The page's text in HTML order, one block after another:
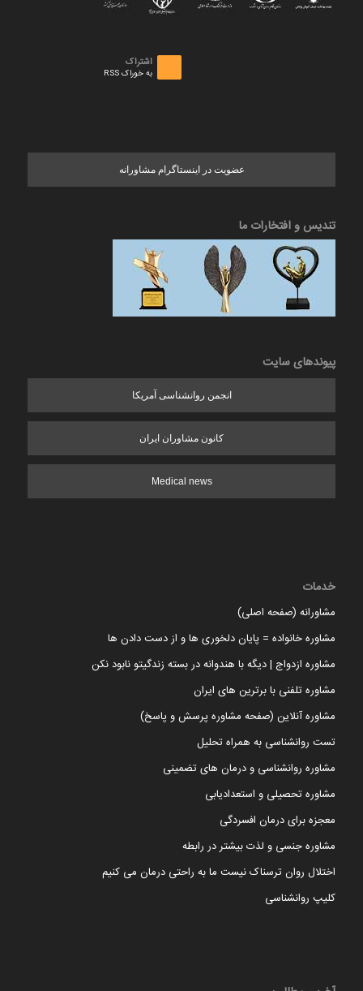
اشتراک
به خوراک RSS
عضویت در اینستاگرام مشاورانه
تندیس و افتخارات ما
پیوندهای سایت
انجمن روانشناسی آمریکا
کانون مشاوران ایران
Medical news
خدمات
مشاورانه (صفحه اصلی)
مشاوره خانواده = پایان دلخوری ها و از دست دادن ها
مشاوره ازدواج | دیگه با هندوانه در بسته زندگیتو نابود نکن
مشاوره تلفنی با برترین های ایران
مشاوره آنلاین (صفحه مشاوره پرسش و پاسخ)
تست روانشناسی به همراه تحلیل
مشاوره روانشناسی و درمان های تضمینی
مشاوره تحصیلی و استعدادیابی
معجزه برای درمان افسردگی
مشاوره جنسی و لذت بیشتر در رابطه
اختلال روان ترسناک نیست ما به راحتی درمان می کنیم
کلیپ روانشناسی